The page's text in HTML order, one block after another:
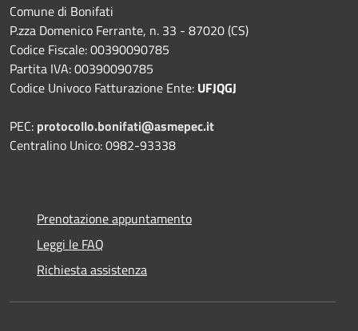
Comune di Bonifati
P.zza Domenico Ferrante, n. 33 - 87020 (CS)
Codice Fiscale: 00390090785
Partita IVA: 00390090785
Codice Univoco Fatturazione Ente: UFJQGJ
PEC: protocollo.bonifati@asmepec.it
Centralino Unico: 0982-93338
Prenotazione appuntamento
Leggi le FAQ
Richiesta assistenza